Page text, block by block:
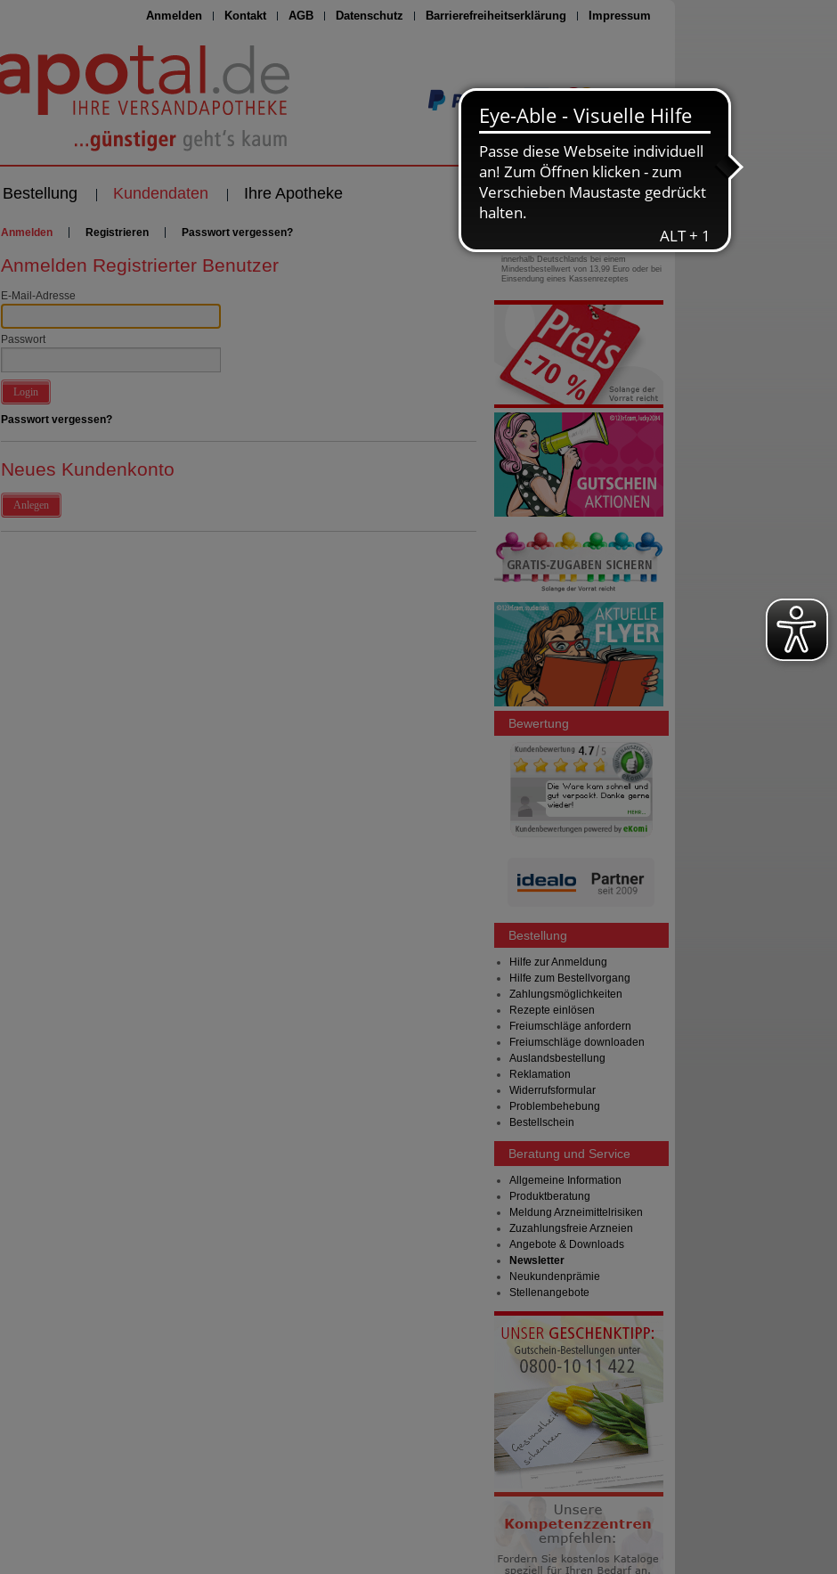
Anmelden Kontakt AGB Datenschutz Barrierefreiheitserklärung Impressum
Seite drucken
Bestellung Kundendaten Ihre Apotheke
Anmelden Registrieren Passwort vergessen?
Anmelden Registrierter Benutzer
E-Mail-Adresse
Passwort
Login
Passwort vergessen?
Neues Kundenkonto
Anlegen
0800-10 11 422
gebührenfreie Rufnummer
innerhalb Deutschlands bei einem
Mindestbestellwert von 13,99 Euro oder bei
Einsendung eines Kassenrezeptes
Bewertung
Bestellung
Hilfe zur Anmeldung
Hilfe zum Bestellvorgang
Zahlungsmöglichkeiten
Rezepte einlösen
Freiumschläge anfordern
Freiumschläge downloaden
Auslandsbestellung
Reklamation
Widerrufsformular
Problembehebung
Bestellschein
Beratung und Service
Allgemeine Information
Produktberatung
Meldung Arzneimittelrisiken
Zuzahlungsfreie Arzneien
Angebote & Downloads
Newsletter
Neukundenprämie
Stellenangebote